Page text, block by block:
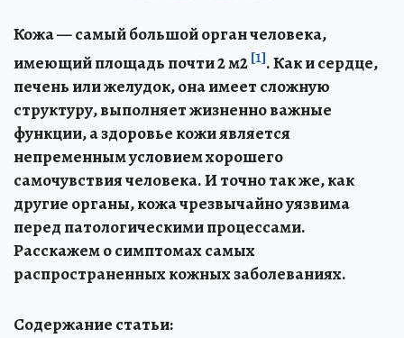
Кожа — самый большой орган человека,
имеющий площадь почти 2 м2[1]. Как и сердце,
печень или желудок, она имеет сложную
структуру, выполняет жизненно важные
функции, а здоровье кожи является
непременным условием хорошего
самочувствия человека. И точно так же, как
другие органы, кожа чрезвычайно уязвима
перед патологическими процессами.
Расскажем о симптомах самых
распространенных кожных заболеваниях.
Содержание статьи: